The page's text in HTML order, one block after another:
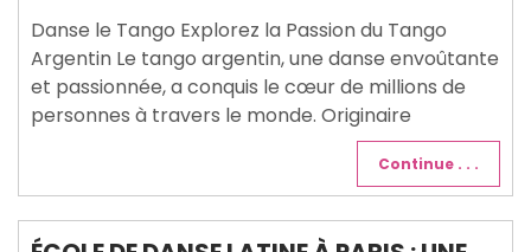
Danse le Tango Explorez la Passion du Tango
Argentin Le tango argentin, une danse envoûtante
et passionnée, a conquis le cœur de millions de
personnes à travers le monde. Originaire
Continue . . .